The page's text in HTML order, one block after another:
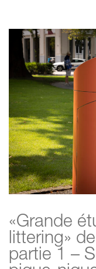
«Grande
littering»
partie 1 –